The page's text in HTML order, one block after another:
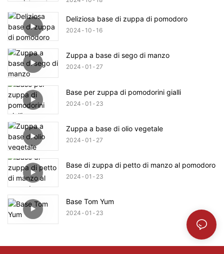
Deliziosa base di zuppa di pomodoro
2024 10 16
Zuppa a base di sego di manzo
2024 01 27
Base per zuppa di pomodorini gialli
2024 01 23
Zuppa a base di olio vegetale
2024 01 27
Base di zuppa di petto di manzo al pomodoro
2024 01 23
Base Tom Yum
2024 01 23